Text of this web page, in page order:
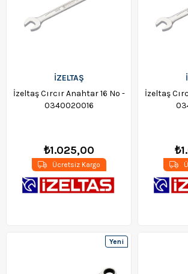
İZELTAŞ
İzeltaş Cırcır Anahtar 16 No -
0340020016
₺1.025,00
Ücretsiz Kargo
İzeltaş
Yeni